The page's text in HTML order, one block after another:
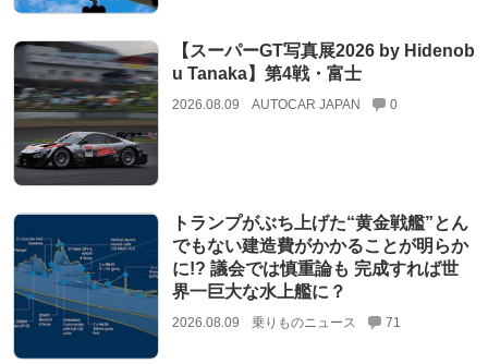
【スーパーGT写真展2026 by Hidenob
u Tanaka】第4戦・富士
2026.08.09 AUTOCAR JAPAN 0
トランプがぶち上げた“黄金戦艦”とん
でもない建造費がかかることが明らか
に!? 議会では慎重論も 完成すれば世
界一巨大な水上艦に？
2026.08.09 乗りものニュース 71